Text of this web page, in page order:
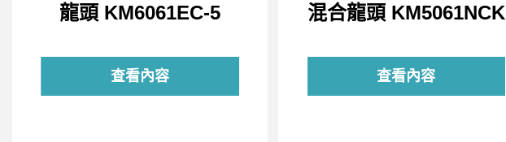
龍頭 KM6061EC-5
查看內容
混合龍頭 KM5061NCK
查看內容